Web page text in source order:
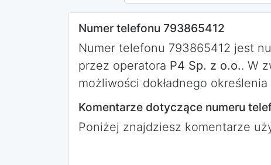
Numer telefonu 793865412
Numer telefonu 793865412 jest
przez operatora P4 Sp. z o.o.. W
możliwości dokładnego
Komentarze dotyczące numeru
Poniżej znajdziesz komentarze